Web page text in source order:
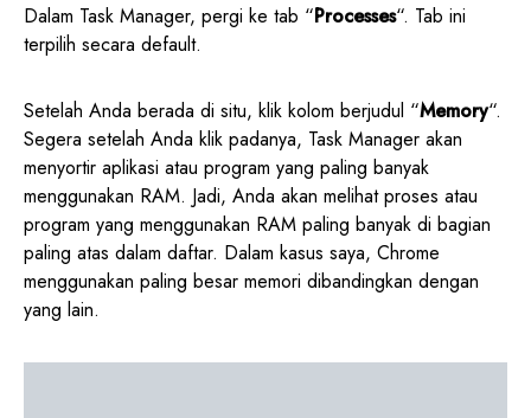
Dalam Task Manager, pergi ke tab “Processes“. Tab ini
terpilih secara default.
Setelah Anda berada di situ, klik kolom berjudul “Memory“.
Segera setelah Anda klik padanya, Task Manager akan
menyortir aplikasi atau program yang paling banyak
menggunakan RAM. Jadi, Anda akan melihat proses atau
program yang menggunakan RAM paling banyak di bagian
paling atas dalam daftar. Dalam kasus saya, Chrome
menggunakan paling besar memori dibandingkan dengan
yang lain.